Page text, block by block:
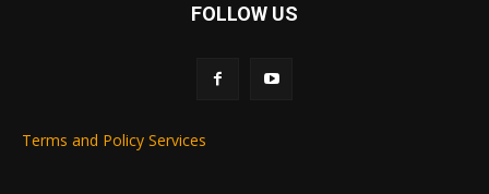
FOLLOW US
Terms and Policy Services